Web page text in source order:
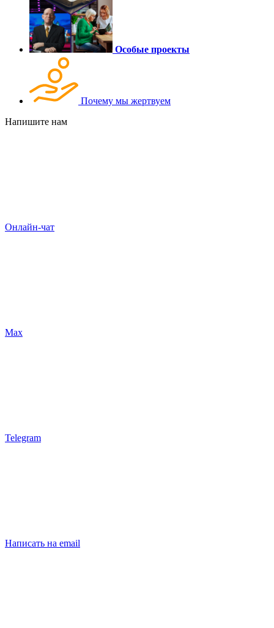
Особые проекты
Почему мы жертвуем
Напишите нам
Онлайн-чат
Max
Telegram
Написать на email